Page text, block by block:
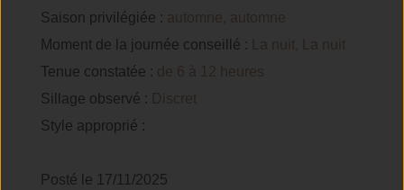
Saison privilégiée : automne, automne
Moment de la journée conseillé :
La nuit, La nuit
Tenue constatée : de 6 à 12 heures
Sillage observé : Discret
Style approprié :
Posté le 17/11/2025